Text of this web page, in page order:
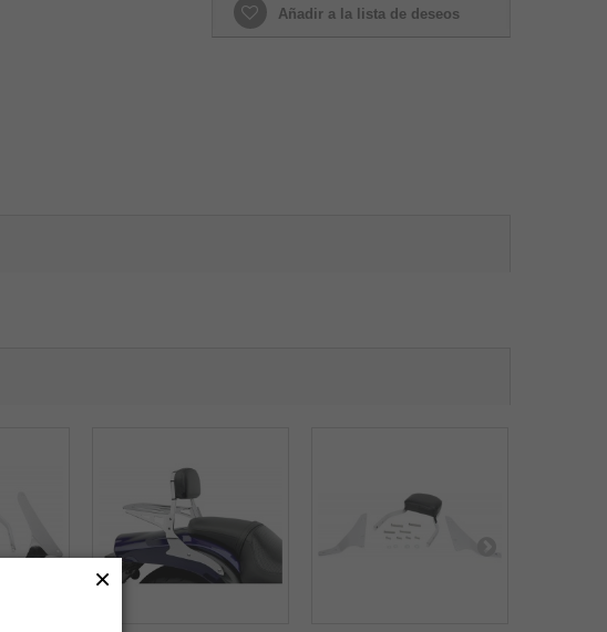
Añadir a la lista de deseos
×